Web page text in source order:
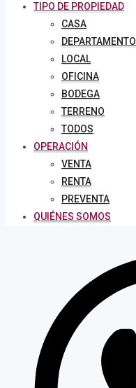
TIPO DE PROPIEDAD
CASA
DEPARTAMENTO
LOCAL
OFICINA
BODEGA
TERRENO
TODOS
OPERACIÓN
VENTA
RENTA
PREVENTA
QUIÉNES SOMOS